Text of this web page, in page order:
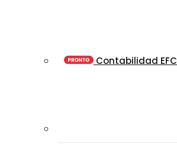
Contabilidad EFC